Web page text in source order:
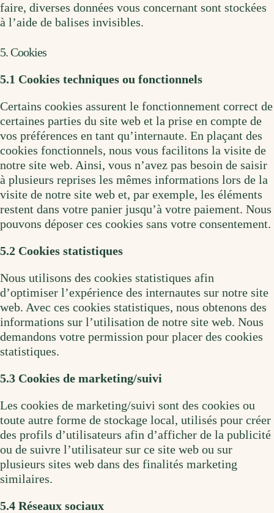
faire, diverses données vous concernant sont stockées
à l’aide de balises invisibles.
5. Cookies
5.1 Cookies techniques ou fonctionnels
Certains cookies assurent le fonctionnement correct de
certaines parties du site web et la prise en compte de
vos préférences en tant qu’internaute. En plaçant des
cookies fonctionnels, nous vous facilitons la visite de
notre site web. Ainsi, vous n’avez pas besoin de saisir
à plusieurs reprises les mêmes informations lors de la
visite de notre site web et, par exemple, les éléments
restent dans votre panier jusqu’à votre paiement. Nous
pouvons déposer ces cookies sans votre consentement.
5.2 Cookies statistiques
Nous utilisons des cookies statistiques afin
d’optimiser l’expérience des internautes sur notre site
web. Avec ces cookies statistiques, nous obtenons des
informations sur l’utilisation de notre site web. Nous
demandons votre permission pour placer des cookies
statistiques.
5.3 Cookies de marketing/suivi
Les cookies de marketing/suivi sont des cookies ou
toute autre forme de stockage local, utilisés pour créer
des profils d’utilisateurs afin d’afficher de la publicité
ou de suivre l’utilisateur sur ce site web ou sur
plusieurs sites web dans des finalités marketing
similaires.
5.4 Réseaux sociaux